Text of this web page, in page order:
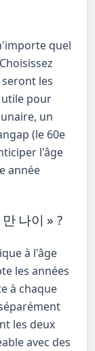
quel
les
utile pour
un
(le 60e
l'âge
année
나이 » ?
à l'âge
les années
à chaque
les deux
avec des